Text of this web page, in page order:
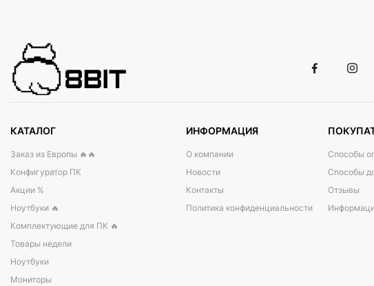
КАТАЛОГ
Заказ из Европы 🔥🔥
Конфигуратор ПК
Акции %
Ноутбуки 🔥
Комплектующие для ПК 🔥
Товары недели
Ноутбуки
Мониторы
ИНФОРМАЦИЯ
О компании
Новости
Контакты
Политика конфиденциальности
Способы
Способы
Отзывы